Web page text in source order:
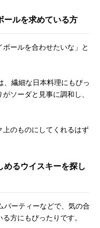
ールを求めている方
ボールを合わせたいな」と
、繊細な日本料理にもぴっ
ソーダと見事に調和し、
上のものにしてくれるはず
めるウイスキーを探し
パーティーなどで、気の合
方にもぴったりです。